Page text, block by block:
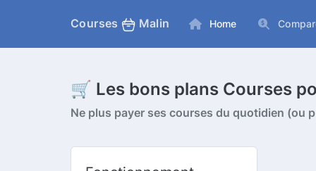
Courses Malin Home
🛒 Les bons plans Courses
Ne plus payer ses courses du quotidien (ou